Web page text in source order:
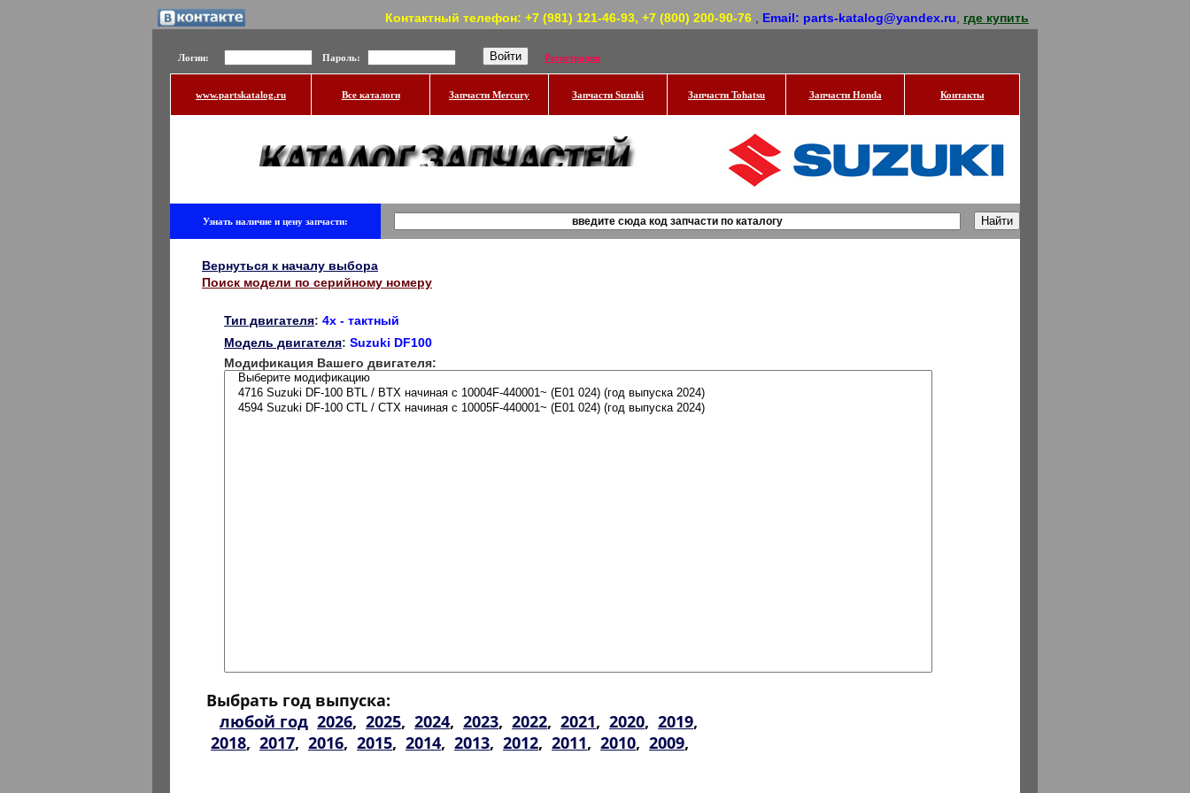
Контактный телефон: +7 (981) 121-46-93, +7 (800) 200-90-76 Email: parts-katalog@yandex.ru где купить
Логин: Пароль: Регистрация
www.partskatalog.ru Все каталоги Запчасти Mercury Запчасти Suzuki Запчасти Tohatsu Запчасти Honda Контакты
Узнать наличие и цену запчасти:
Вернуться к началу выбора
Поиск модели по серийному номеру
Тип двигателя: 4x - тактный
Модель двигателя: Suzuki DF100
Модификация Вашего двигателя:
Выбрать год выпуска:
любой год 2026, 2025, 2024, 2023, 2022, 2021, 2020, 2019,
2018, 2017, 2016, 2015, 2014, 2013, 2012, 2011, 2010, 2009,